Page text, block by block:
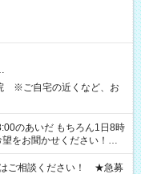
※ご自宅の近くなど、お
のあいだ もちろん1日8時
望をお聞かせください！★
慮なくご相談ください。
す
はご相談ください！ ★急募